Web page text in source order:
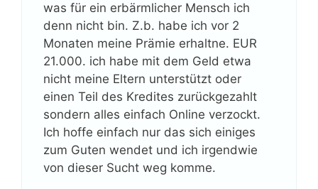
was für ein erbärmlicher Mensch ich
denn nicht bin. Z.b. habe ich vor 2
Monaten meine Prämie erhaltne. EUR
21.000. ich habe mit dem Geld etwa
nicht meine Eltern unterstützt oder
einen Teil des Kredites zurückgezahlt
sondern alles einfach Online verzockt.
Ich hoffe einfach nur das sich einiges
zum Guten wendet und ich irgendwie
von dieser Sucht weg komme.